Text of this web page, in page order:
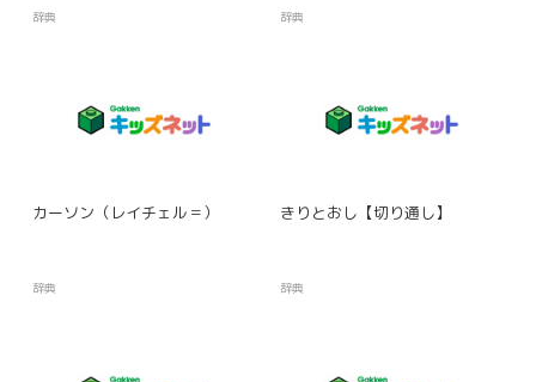
辞典 辞典
カーソン（レイチェル＝）
辞典
きりとおし【切り通し】
辞典